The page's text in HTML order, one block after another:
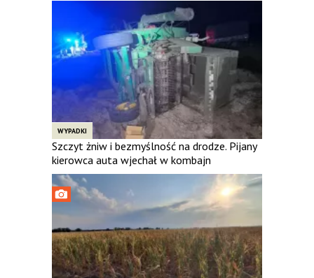
WYPADKI
Szczyt żniw i bezmyślność na drodze. Pijany
kierowca auta wjechał w kombajn